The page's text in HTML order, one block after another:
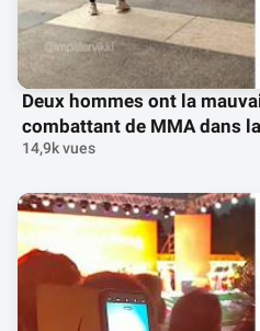
Deux hommes ont la
combattant de MMA dans
14,9k vues